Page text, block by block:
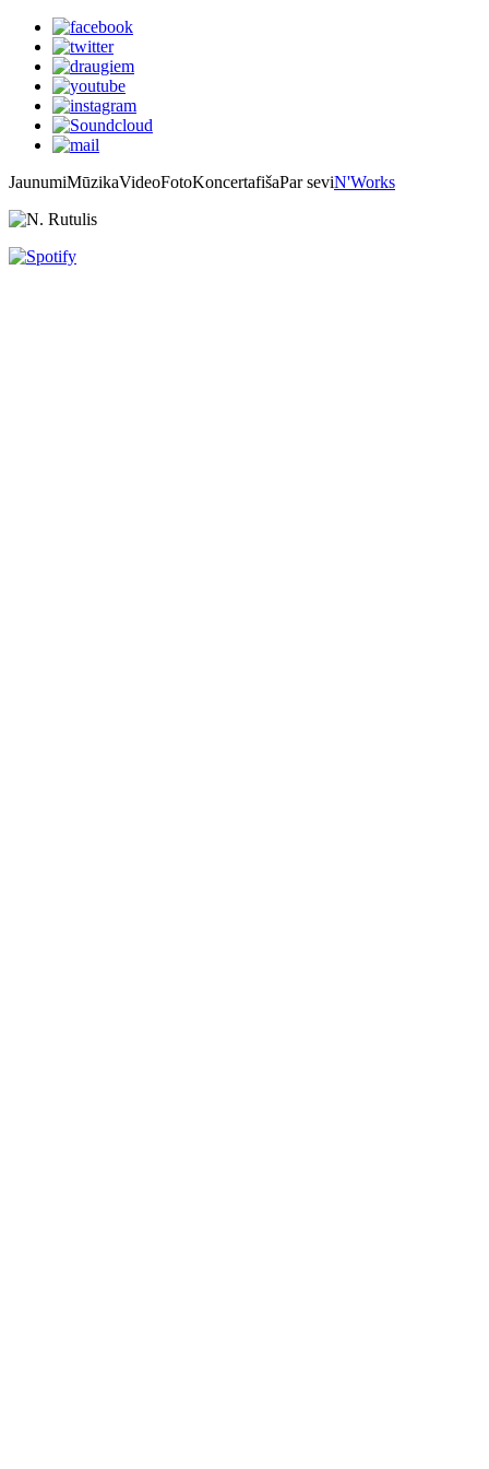
JaunumiMūzikaVideoFotoKoncertafišaPar seviN'Works